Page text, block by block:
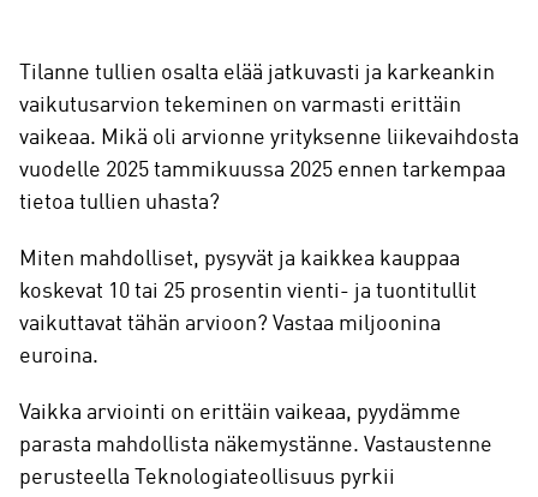
Tilanne tullien osalta elää jatkuvasti ja karkeankin
vaikutusarvion tekeminen on varmasti erittäin
vaikeaa. Mikä oli arvionne yrityksenne liikevaihdosta
vuodelle 2025 tammikuussa 2025 ennen tarkempaa
tietoa tullien uhasta?
Miten mahdolliset, pysyvät ja kaikkea kauppaa
koskevat 10 tai 25 prosentin vienti- ja tuontitullit
vaikuttavat tähän arvioon? Vastaa miljoonina
euroina.
Vaikka arviointi on erittäin vaikeaa, pyydämme
parasta mahdollista näkemystänne. Vastaustenne
perusteella Teknologiateollisuus pyrkii